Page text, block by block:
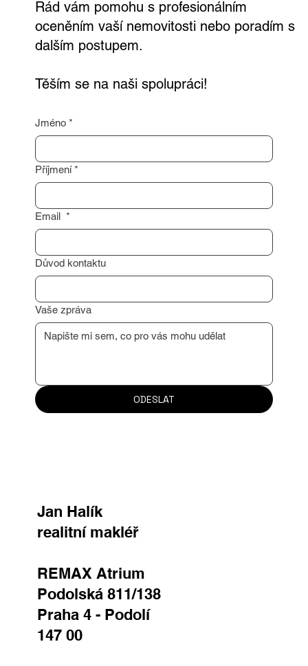
Rád vám pomohu s profesionálním
oceněním vaší nemovitosti nebo poradím s
dalším postupem.
Těším se na naši spolupráci!
Jméno *
Příjmení *
Email *
Důvod kontaktu
Vaše zpráva
ODESLAT
Jan Halík
realitní makléř
REMAX Atrium
Podolská 811/138
Praha 4 - Podolí
147 00